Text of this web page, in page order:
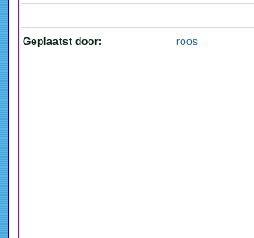
Geplaatst door: roos